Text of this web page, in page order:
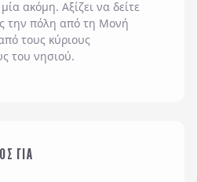
ακόμη. Αξίζει να δείτε
την πόλη από τη Μονή
τους κύριους
του νησιού.
ΓΙΑ